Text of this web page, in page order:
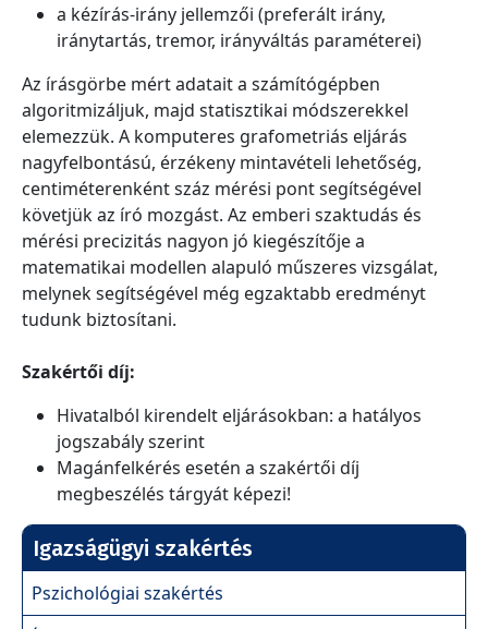
a kézírás-irány jellemzői (preferált irány,
iránytartás, tremor, irányváltás paraméterei)
Az írásgörbe mért adatait a számítógépben
algoritmizáljuk, majd statisztikai módszerekkel
elemezzük. A komputeres grafometriás eljárás
nagyfelbontású, érzékeny mintavételi lehetőség,
centiméterenként száz mérési pont segítségével
követjük az író mozgást. Az emberi szaktudás és
mérési precizitás nagyon jó kiegészítője a
matematikai modellen alapuló műszeres vizsgálat,
melynek segítségével még egzaktabb eredményt
tudunk biztosítani.
Szakértői díj:
Hivatalból kirendelt eljárásokban: a hatályos
jogszabály szerint
Magánfelkérés esetén a szakértői díj
megbeszélés tárgyát képezi!
Igazságügyi szakértés
Pszichológiai szakértés